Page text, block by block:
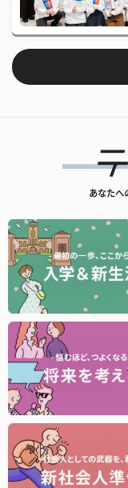
あなたへ